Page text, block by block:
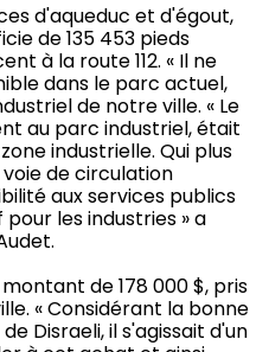
d'aqueduc et d'égout,
de 135 453 pieds
à la route 112. « Il ne
dans le parc actuel,
de notre ville. « Le
au parc industriel, était
industrielle. Qui plus
de circulation
aux services publics
les industries » a
de 178 000 $, pris
« Considérant la bonne
Disraeli, il s'agissait d'un